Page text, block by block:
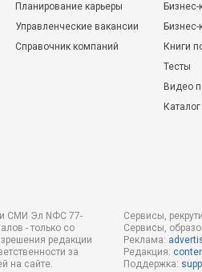
Планирование карьеры
Управленческие вакансии
Справочник компаний
Бизнес-
Книги
Тесты
Видео
СМИ Эл NФС 77-
- только со
редакции
за
на сайте.
Сервисы,
Сервисы,
Реклама:
Редакция:
Поддержка: